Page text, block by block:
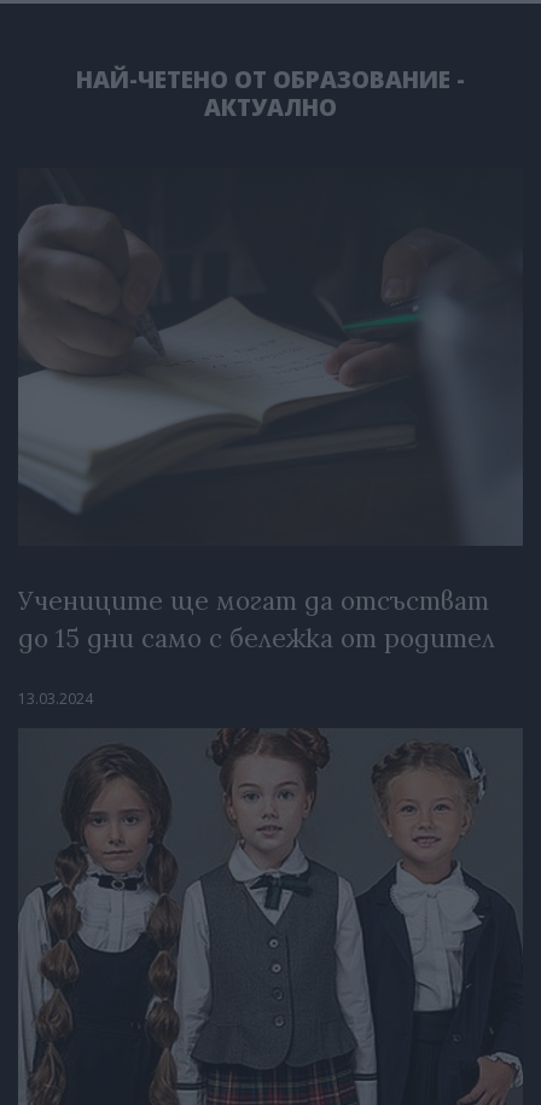
НАЙ-ЧЕТЕНО ОТ ОБРАЗОВАНИЕ -
АКТУАЛНО
Учениците ще могат да отсъстват
до 15 дни само с бележка от родител
13.03.2024